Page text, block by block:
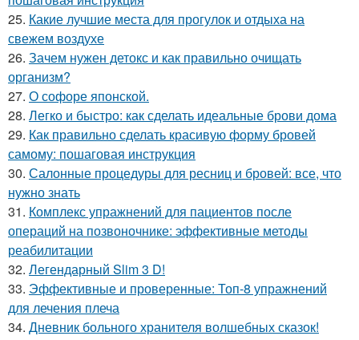
25. Какие лучшие места для прогулок и отдыха на
свежем воздухе
26. Зачем нужен детокс и как правильно очищать
организм?
27. О софоре японской.
28. Легко и быстро: как сделать идеальные брови дома
29. Как правильно сделать красивую форму бровей
самому: пошаговая инструкция
30. Салонные процедуры для ресниц и бровей: все, что
нужно знать
31. Комплекс упражнений для пациентов после
операций на позвоночнике: эффективные методы
реабилитации
32. Легендарный Slim 3 D!
33. Эффективные и проверенные: Топ-8 упражнений
для лечения плеча
34. Дневник больного хранителя волшебных сказок!